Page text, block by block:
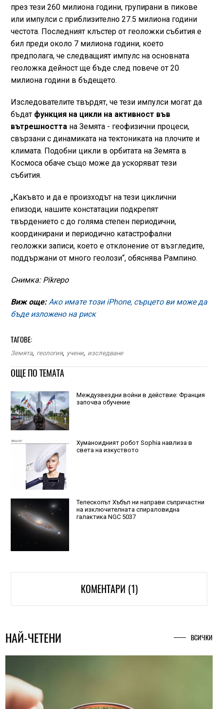
през тези 260 милиона години, групирани в пикове
или импулси с приблизително 27.5 милиона години
честота. Последният клъстер от геоложки събития е
бил преди около 7 милиона години, което
предполага, че следващият импулс на основната
геоложка дейност ще бъде след повече от 20
милиона години в бъдещето.
Изследователите твърдят, че тези импулси могат да
бъдат функция на цикли на активност във
вътрешносттана Земята - геофизични процеси,
свързани с динамиката на тектониката на плочите и
климата. Подобни цикли в орбитата на Земята в
Космоса обаче също може да ускоряват тези
събития.
„Какъвто и да е произходът на тези циклични
епизоди, нашите констатации подкрепят
твърдението с до голяма степен периодични,
координирани и периодично катастрофални
геоложки записи, което е отклонение от възгледите,
поддържани от много геолози“, обяснява Рампино.
Снимка: Pikrepo
Виж още: Ако имате този iPhone, сърцето ви може да
бъде изложено на риск
ТАГОВЕ:
Земята, геология, учени, изследване
ОЩЕ ПО ТЕМАТА
Междузвездни войни в действие: Франция
започва обучение
Хуманоидният робот Sophia навлиза в
света на изкуството
Телескопът Хъбъл ни направи съпричастни
на изключителната спираловидна
галактика NGC 5037
КОМЕНТАРИ (1)
НАЙ-ЧЕТЕНИ ВСИЧКИ